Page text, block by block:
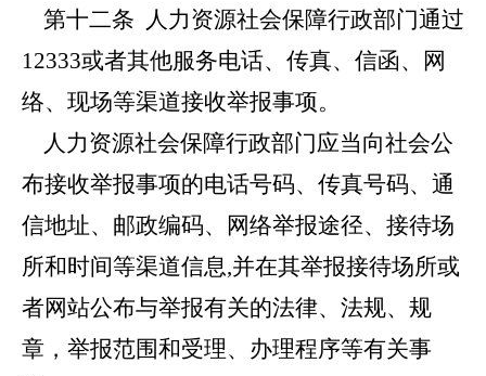
第十二条 人力资源社会保障行政部门通过
12333或者其他服务电话、传真、信函、网
络、现场等渠道接收举报事项。
人力资源社会保障行政部门应当向社会公
布接收举报事项的电话号码、传真号码、通
信地址、邮政编码、网络举报途径、接待场
所和时间等渠道信息,并在其举报接待场所或
者网站公布与举报有关的法律、法规、规
章，举报范围和受理、办理程序等有关事